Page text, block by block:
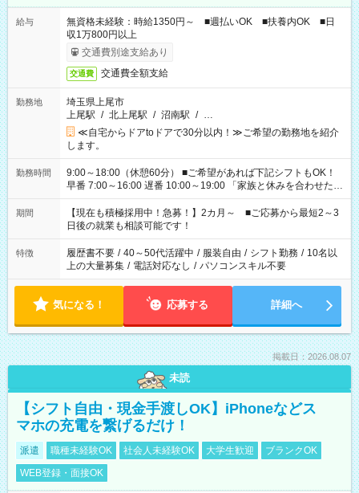
給与
無資格未経験：時給1350円～ ■週払いOK ■扶養内OK ■日
収1万800円以上
交通費別途支給あり
交通費 交通費全額支給
勤務地
埼玉県上尾市
上尾駅 / 北上尾駅 / 沼南駅 / …
≪自宅からドアtoドアで30分以内！≫ご希望の勤務地を紹介
します。
勤務時間
9:00～18:00（休憩60分） ■ご希望があれば下記シフトもOK！
早番 7:00～16:00 遅番 10:00～19:00 「家族と休みを合わせた
い」 「余裕を持って夕飯の準備がしたい」 「できれば残業はし
たくない」 など、ご希望を教えてくださいね。 ※Wワーク希望
の方へ 今ご覧のお仕事で希望する勤務時間と、もう1つのお仕事
の勤務時間。 合計で週40時間を超える場合は応募できません。
期間
【現在も積極採用中！急募！】2カ月～ ■ご応募から最短2～3
日後の就業も相談可能です！
特徴 履歴書不要 / 40～50代活躍中 / 服装自由 / シフト勤務 / 10名以
上の大量募集 / 電話対応なし / パソコンスキル不要
気になる！ 応募する 詳細へ
掲載日：2026.08.07
未読
【シフト自由・現金手渡しOK】iPhoneなどス
マホの充電を繋げるだけ！
派遣 職種未経験OK 社会人未経験OK 大学生歓迎
ブランクOK
WEB登録・面接OK